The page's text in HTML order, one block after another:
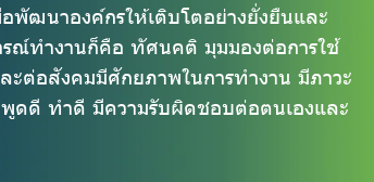
พัฒนาองค์กรให้เติบโตอย่างยั่งยืนและ
รณ์ทำงานก็คือ ทัศนคติ มุมมองต่อการใช้
ะต่อสังคมมีศักยภาพในการทำงาน มีภาวะ
ดดี ทำดี มีความรับผิดชอบต่อตนเองและ